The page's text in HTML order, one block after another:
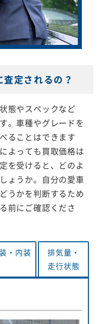
定されるの？
態やスペックなど
。車種やグレードを
ることはできます
よっても買取価格は
を受けると、どのよ
ょうか。自分の愛車
うかを判断するため
前にご確認くださ
・ 内装
排気量・
走行状態